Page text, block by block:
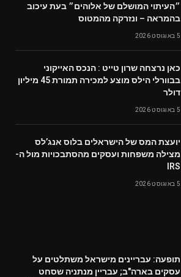
״העיתוי המושלם של אלוהים״ בעת עיכוב
בהמראה – ונזרקה מהמטוס
5 באוגוסט 2026
‬דולר
5 באוגוסט 2026
‬מצילה‭ ‬משפחות‭ ‬ועסקים‭ ‬מהסתבכויות‭ ‬מול‭ ‬ה-
IRS
5 באוגוסט 2026
תופעה: עבריינים מישראל משתלטים על
עסקים בארה"ב; עבריין מנתניה שסחט